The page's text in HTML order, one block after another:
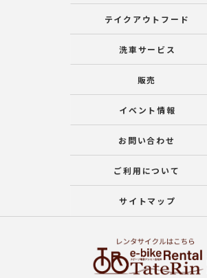
テイクアウトフード
洗車サービス
販売
イベント情報
お問い合わせ
ご利用について
サイトマップ